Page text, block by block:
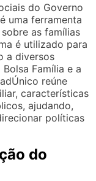
do Governo
uma ferramenta
as famílias
é utilizado para
a diversos
Família e a
reúne
características
ajudando,
políticas
do